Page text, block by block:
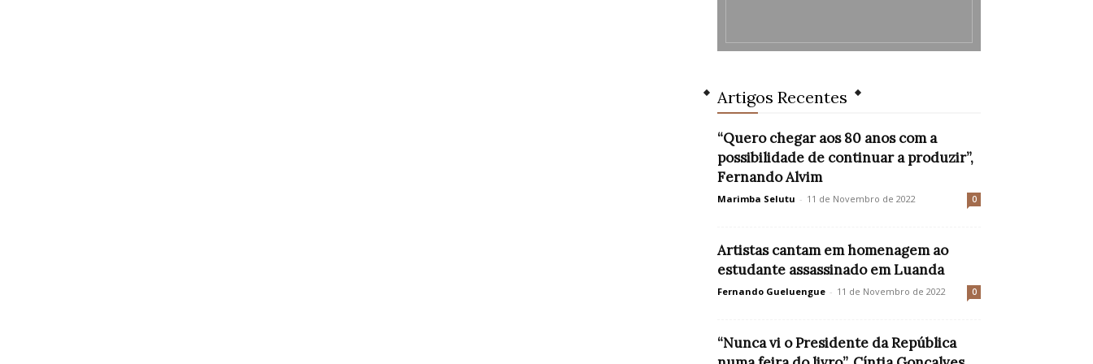
Artigos Recentes
“Quero chegar aos 80 anos com a
possibilidade de continuar a produzir”,
Fernando Alvim
Marimba Selutu - 11 de Novembro de 2022 0
Artistas cantam em homenagem ao
estudante assassinado em Luanda
Fernando Gueluengue - 11 de Novembro de 2022 0
“Nunca vi o Presidente da República